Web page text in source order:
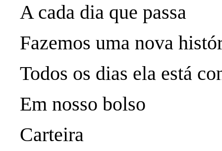
A cada dia que passa
Fazemos uma nova
Todos os dias ela está
Em nosso bolso
Carteira